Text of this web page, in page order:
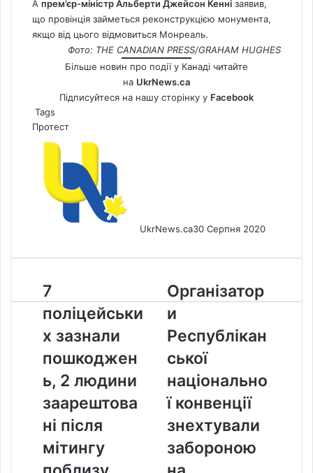
А прем’єр-міністр Альберти Джейсон Кенні заявив,
що провінція займеться реконструкцією монумента,
якщо від цього відмовиться Монреаль.
Фото: THE CANADIAN PRESS/GRAHAM HUGHES
Більше новин про події у Канаді читайте
на UkrNews.ca
Підписуйтеся на нашу сторінку у Facebook
Tags
Протест
UkrNews.ca30 Серпня 2020
7
поліцейських
зазнали
пошкоджень,
2
людини
заарештовані
після
мітингу
поблизу
Еглінтона
та
Оквуда
7
поліцейськи
х зазнали
пошкоджен
ь, 2 людини
заарештова
ні після
мітингу
Організатори
Республіканської
національної
конвенції
знехтували
забороною
використання
балади
Леонарда
Коена
Організатор
и
Республікан
ської
національно
ї конвенції
знехтували
забороною